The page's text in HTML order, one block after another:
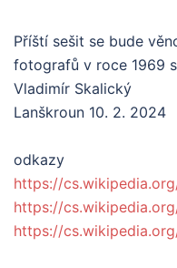
Příští sešit se bude
fotografů v roce 1969
Vladimír Skalický
Lanškroun 10. 2. 2024
odkazy
https://
https://
https://